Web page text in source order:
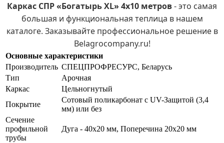
Каркас СПР «Богатырь XL» 4х10 метров- это самая
большая и функциональная теплица в нашем
каталоге. Заказывайте профессиональное решение в
Belagrocompany.ru!
Основные характеристики
Производитель СПЕЦПРОФРЕСУРС, Беларусь
Тип
Арочная
Каркас
Цельногнутый
Покрытие
Сотовый поликарбонат с UV-Защитой (3,4
мм) или без
Сечение
профильной
трубы
Дуга - 40х20 мм, Поперечина 20х20 мм